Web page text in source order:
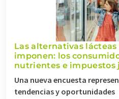
Las alternativas lácteas
imponen: los
nutrientes e impuestos
Una nueva encuesta
tendencias y oportunidades